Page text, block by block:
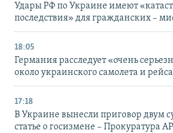
Удары РФ по Украине имеют
последствия» для гражданских –
18:05
Германия расследует «очень
около украинского самолета и
17:18
В Украине вынесли приговор двум
статье о госизмене – Прокуратура